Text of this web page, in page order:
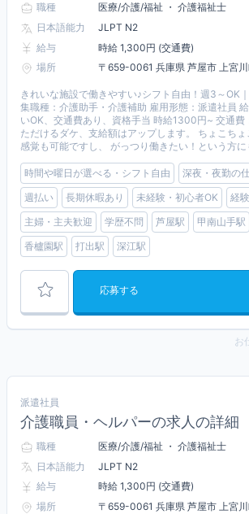
職種
医療/介護/福祉 ・ 介護福祉士
日本語能力
JLPT N2
給与
時給 1,300円 (交通費)
場所
〒659-0061 兵庫県 芦屋市 上宮
きれいな施設で働きやすい♪シフト自由！週3～OK
集職種：介護助手・介護補助 雇用形態：派遣社員
いOK、交通費あり、資格手当 時給1300円~ 交通費
ただけるダケ、支給額はアップします。 ちょこち
感覚も可能ですし、 がっつり働きたい！という方
時間や曜日が選べる・シフト自由
深夜・夜勤の
週払い
長期休暇あり 未経験・初心者OK
経
主婦・主夫歓迎
学歴不問 芦屋駅 甲南山手駅
香櫨園駅
打出駅 深江駅
応募する
お
派遣社員
介護職員・ヘルパーの求人の詳細
職種
医療/介護/福祉 ・ 介護福祉士
日本語能力
JLPT N2
給与
時給 1,300円 (交通費)
場所
〒659-0061 兵庫県 芦屋市 上宮